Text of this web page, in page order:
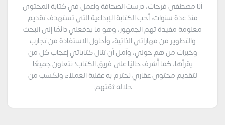
أنا مصطفى فرحات، درست الصحافة وأعمل في كتابة المحتوى
منذ عدة سنوات، أحب الكتابة الإبداعية التي تستهدف تقديم
معلومة مفيدة تهم الجمهور، وهو ما يدفعني دائمًا إلى البحث
والتطوير من مهاراتي الذاتية، وأحاول الاستفادة من تجارب
وخبرات من هم حولي، وآمل أن تنال كتاباتي إعجاب كل من
يقرأها، كما أُشرف حاليًا على فريق الكتاب؛ نتعاون جميعًا
لتقديم محتوى عقاري نحترم به عقلية العملاء ونكسب من
خلاله ثقتهم.